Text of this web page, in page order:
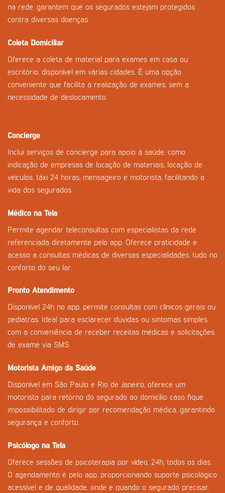
na rede, garantem que os segurados estejam protegidos
contra diversas doenças.
Coleta Domiciliar
Oferece a coleta de material para exames em casa ou
escritório, disponível em várias cidades. É uma opção
conveniente que facilita a realização de exames, sem a
necessidade de deslocamento.
Concierge
Inclui serviços de concierge para apoio à saúde, como
indicação de empresas de locação de materiais, locação de
veículos, táxi 24 horas, mensageiro e motorista, facilitando a
vida dos segurados.
Médico na Tela
Permite agendar teleconsultas com especialistas da rede
referenciada diretamente pelo app. Oferece praticidade e
acesso a consultas médicas de diversas especialidades, tudo no
conforto do seu lar.
Pronto Atendimento
Disponível 24h no app, permite consultas com clínicos gerais ou
pediatras. Ideal para esclarecer dúvidas ou sintomas simples,
com a conveniência de receber receitas médicas e solicitações
de exame via SMS.
Motorista Amigo da Saúde
Disponível em São Paulo e Rio de Janeiro, oferece um
motorista para retorno do segurado ao domicílio caso fique
impossibilitado de dirigir por recomendação médica, garantindo
segurança e conforto.
Psicólogo na Tela
Oferece sessões de psicoterapia por vídeo, 24h, todos os dias.
O agendamento é pelo app, proporcionando suporte psicológico
acessível e de qualidade, onde e quando o segurado precisar.